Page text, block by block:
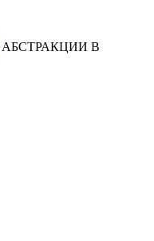
АБСТРАКЦИИ В